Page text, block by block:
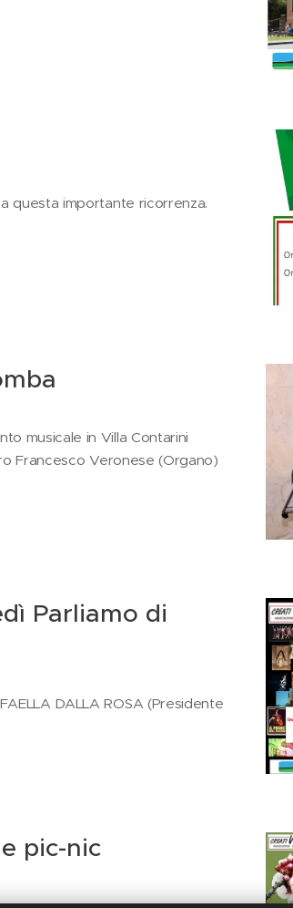
questa importante ricorrenza.
musicale in Villa Contarini
Francesco Veronese (Organo)
Parliamo di
DALLA ROSA (Presidente
pic-nic